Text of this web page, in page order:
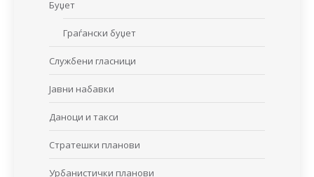
Буџет
Граѓански буџет
Службени гласници
Јавни набавки
Даноци и такси
Стратешки планови
Урбанистички планови